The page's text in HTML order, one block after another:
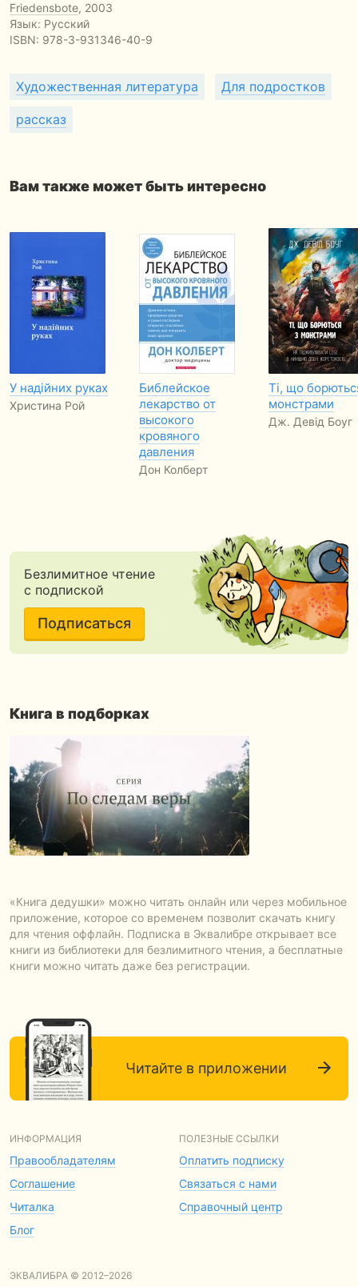
Friedensbote, 2003
Язык: Русский
ISBN: 978-3-931346-40-9
Художественная литература Для подростков
рассказ
Вам также может быть интересно
У надійних руках
Христина Рой
Библейское
лекарство от
высокого
кровяного
давления
Дон Колберт
Ті, що
монстрами
Дж. Девід Боуг
Безлимитное чтение
с подпиской
Подписаться
Книга в подборках
«Книга дедушки» можно читать онлайн или через мобильное
приложение, которое со временем позволит скачать книгу
для чтения оффлайн. Подписка в Эквалибре открывает все
книги из библиотеки для безлимитного чтения, а бесплатные
книги можно читать даже без регистрации.
Читайте в приложении
ИНФОРМАЦИЯ
Правообладателям
Соглашение
Читалка
Блог
ПОЛЕЗНЫЕ ССЫЛКИ
Оплатить подписку
Связаться с нами
Справочный центр
ЭКВАЛИБРА © 2012–2026